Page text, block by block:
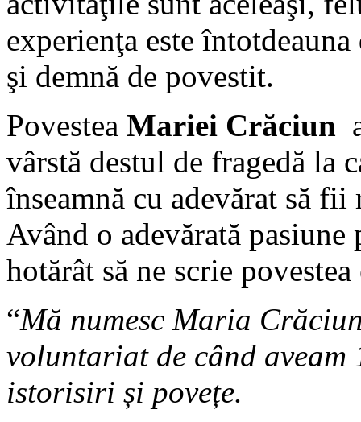
experienţa este
şi demnă de povestit.
Povestea Mariei Crăciun
vârstă destul de fragedă la
înseamnă cu adevărat să
Având o adevărată
hotărât să ne scrie povestea
“Mă numesc Maria
voluntariat de când
istorisiri și povețe.